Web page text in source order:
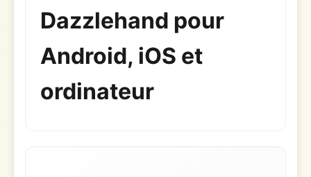
Dazzlehand pour
Android, iOS et
ordinateur